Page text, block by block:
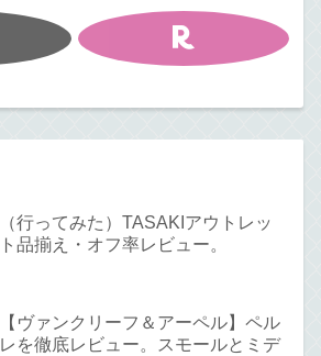
（行ってみた）TASAKIアウトレッ
ト品揃え・オフ率レビュー。
【ヴァンクリーフ＆アーペル】ペル
レを徹底レビュー。スモールとミデ